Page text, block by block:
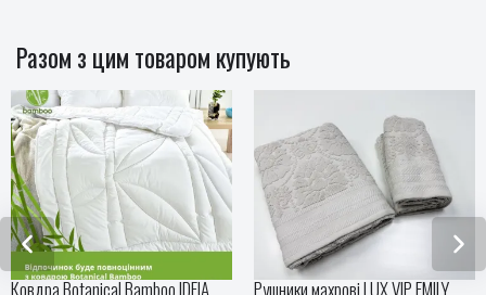
Разом з цим товаром купують
Рушники махрові LUX VIP EMILY, Покривало PINK PEACH MUSLIN